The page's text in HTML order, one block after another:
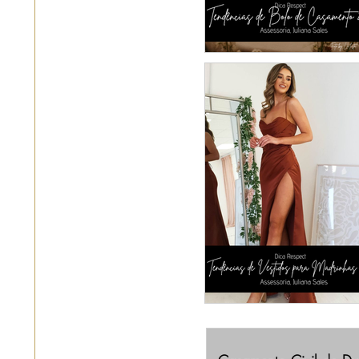
Tendências de
Casamento